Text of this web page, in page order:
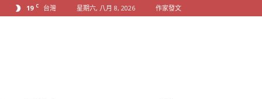
19 C 台灣 星期六, 八月 8, 2026 作家發文